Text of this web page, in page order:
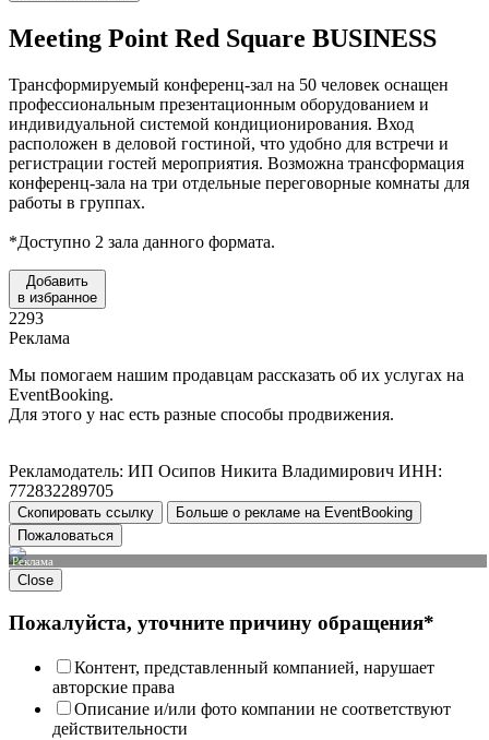
Meeting Point Red Square BUSINESS
Трансформируемый конференц-зал на 50 человек оснащен
профессиональным презентационным оборудованием и
индивидуальной системой кондиционирования. Вход
расположен в деловой гостиной, что удобно для встречи и
регистрации гостей мероприятия. Возможна трансформация
конференц-зала на три отдельные переговорные комнаты для
работы в группах.
*Доступно 2 зала данного формата.
Добавить
в избранное
2293
Реклама
Мы помогаем нашим продавцам рассказать об их услугах на
EventBooking.
Для этого у нас есть разные способы продвижения.
Рекламодатель: ИП Осипов Никита Владимирович ИНН:
772832289705
Скопировать ссылку
Больше о рекламе на EventBooking
Пожаловаться
Реклама
Close
Пожалуйста, уточните причину обращения*
Контент, представленный компанией, нарушает
авторские права
Описание и/или фото компании не соответствуют
действительности